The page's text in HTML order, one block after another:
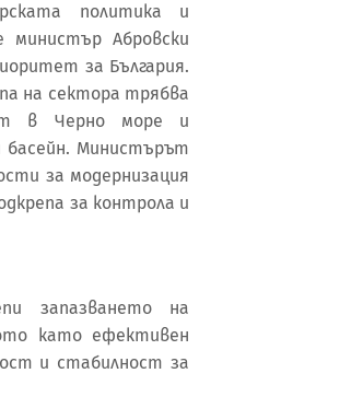
политика и
Абровски
за България.
на сектора трябва
в Черно море и
басейн. Министърът
за модернизация
за контрола и
запазването на
като ефективен
и стабилност за